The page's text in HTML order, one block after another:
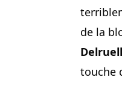
de la
touche